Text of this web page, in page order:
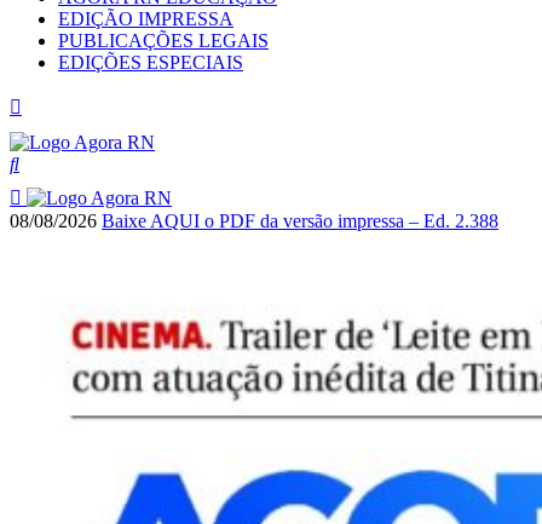
EDIÇÃO IMPRESSA
PUBLICAÇÕES LEGAIS
EDIÇÕES ESPECIAIS
08/08/2026 Baixe AQUI o PDF da versão impressa – Ed. 2.388